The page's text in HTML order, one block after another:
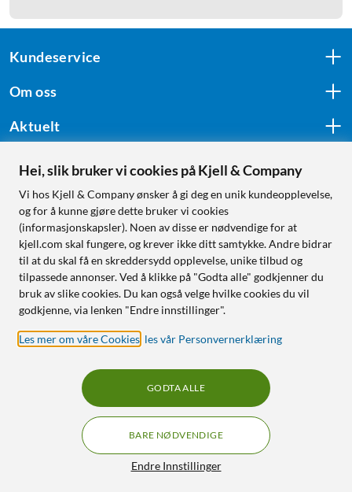
Kundeservice
Om oss
Aktuelt
Følg oss
Handle fra:
Sverige
Norge
RÅD OG TILBEHØR TIL
HJEMMEELEKTRONIKK
Hei, slik bruker vi cookies på Kjell & Company
Vi hos Kjell & Company ønsker å gi deg en unik kundeopplevelse,
og for å kunne gjøre dette bruker vi cookies
(informasjonskapsler). Noen av disse er nødvendige for at
kjell.com skal fungere, og krever ikke ditt samtykke. Andre bidrar
til at du skal få en skreddersydd opplevelse, unike tilbud og
tilpassede annonser. Ved å klikke på "Godta alle" godkjenner du
bruk av slike cookies. Du kan også velge hvilke cookies du vil
godkjenne, via lenken "Endre innstillinger".
Les mer om våre Cookies les vår Personvernerklæring
Endre Innstillinger
BARE NØDVENDIGE
GODTA ALLE